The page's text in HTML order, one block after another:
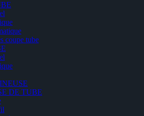
coupe tube
DE TUBE